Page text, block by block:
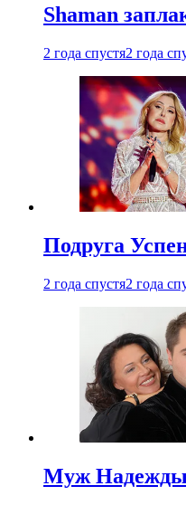
Shaman
2 года спустя2 года
Подруга
2 года спустя2 года
Муж Надежды